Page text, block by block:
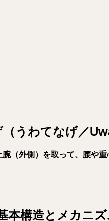
うわてなげ／
腕（外側）を取って、腰や
本構造とメカニズ